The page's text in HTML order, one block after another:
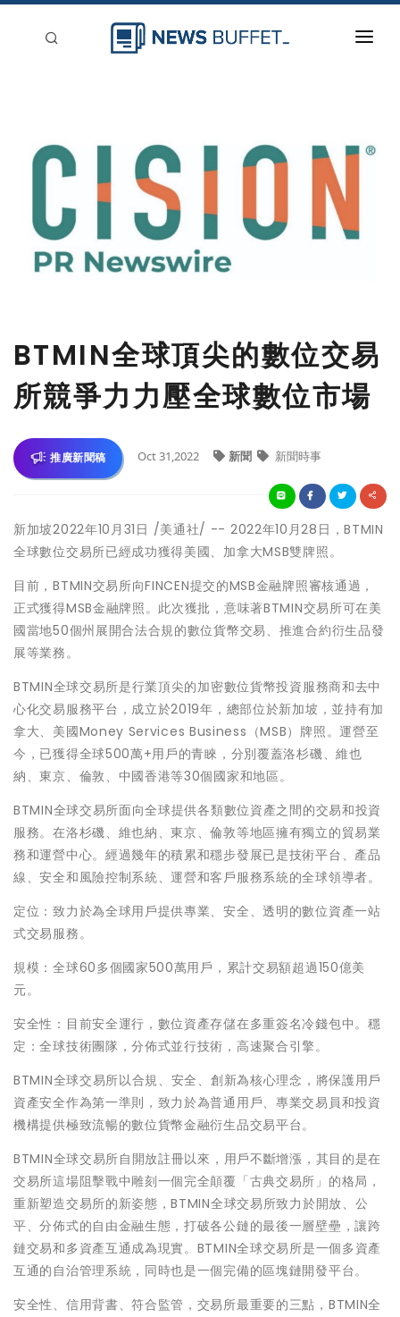
登入
BTMIN全球頂尖的數位交易
所競爭力力壓全球數位市場
推廣新聞稿 Oct 31,2022 新聞 新聞時事
新加坡2022年10月31日 /美通社/ -- 2022年10月28日，BTMIN
全球數位交易所已經成功獲得美國、加拿大MSB雙牌照。
目前，BTMIN交易所向FINCEN提交的MSB金融牌照審核通過，
正式獲得MSB金融牌照。此次獲批，意味著BTMIN交易所可在美
國當地50個州展開合法合規的數位貨幣交易、推進合約衍生品發
展等業務。
BTMIN全球交易所是行業頂尖的加密數位貨幣投資服務商和去中
心化交易服務平台，成立於2019年，總部位於新加坡，並持有加
拿大、美國Money Services Business（MSB）牌照。運營⾄
今，已獲得全球500萬+用戶的⻘睞，分別覆蓋洛杉磯、維也
納、東京、倫敦、中國⾹港等30個國家和地區。
BTMIN全球交易所面向全球提供各類數位資產之間的交易和投資
服務。在洛杉磯、維也納、東京、倫敦等地區擁有獨立的貿易業
務和運營中心。經過幾年的積累和穩步發展已是技術平台、產品
線、安全和風險控制系統、運營和客戶服務系統的全球領導者。
定位：致力於為全球用戶提供專業、安全、透明的數位資產一站
式交易服務。
規模：全球60多個國家500萬用戶，累計交易額超過150億美
元。
安全性：目前安全運行，數位資產存儲在多重簽名冷錢包中。穩
定：全球技術團隊，分佈式並行技術，高速聚合引擎。
BTMIN全球交易所以合規、安全、創新為核心理念，將保護⽤戶
資產安全作為第⼀準則，致力於為普通用戶、專業交易員和投資
機構提供極致流暢的數位貨幣金融衍生品交易平台。
BTMIN全球交易所自開放註冊以來，用戶不斷增漲，其目的是在
交易所這場阻擊戰中雕刻一個完全顛覆 「古典交易所」 的格局，
重新塑造交易所的新姿態，BTMIN全球交易所致力於開放、公
平、分佈式的自由金融生態，打破各公鏈的最後一層壁壘，讓跨
鏈交易和多資產互通成為現實。BTMIN全球交易所是一個多資產
互通的自治管理系統，同時也是一個完備的區塊鏈開發平台。
安全性、信用背書、符合監管，交易所最重要的三點，BTMIN全